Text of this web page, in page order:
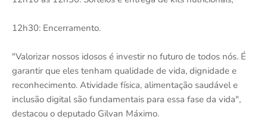
12h30: Encerramento.
"Valorizar nossos idosos é investir no futuro de todos nós. É
garantir que eles tenham qualidade de vida, dignidade e
reconhecimento. Atividade física, alimentação saudável e
inclusão digital são fundamentais para essa fase da vida",
destacou o deputado Gilvan Máximo.